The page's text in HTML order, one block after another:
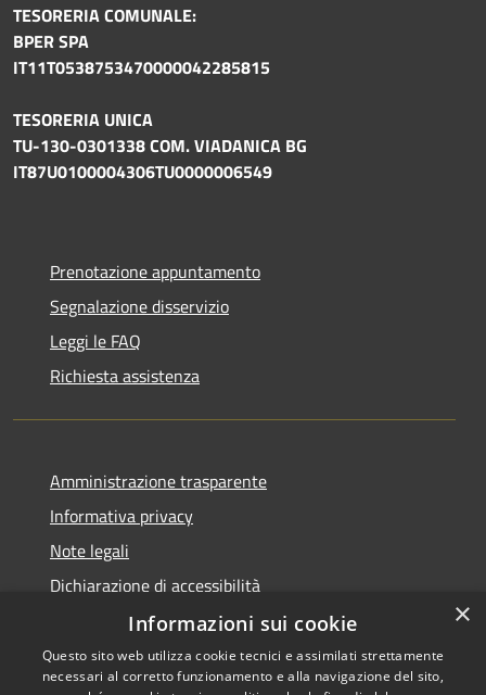
TESORERIA COMUNALE:
BPER SPA
IT11T0538753470000042285815
TESORERIA UNICA
TU-130-0301338 COM. VIADANICA BG
IT87U0100004306TU0000006549
Prenotazione appuntamento
Segnalazione disservizio
Leggi le FAQ
Richiesta assistenza
Amministrazione trasparente
Informativa privacy
Note legali
Dichiarazione di accessibilità
×
Informazioni sui cookie
Questo sito web utilizza cookie tecnici e assimilati strettamente
necessari al corretto funzionamento e alla navigazione del sito,